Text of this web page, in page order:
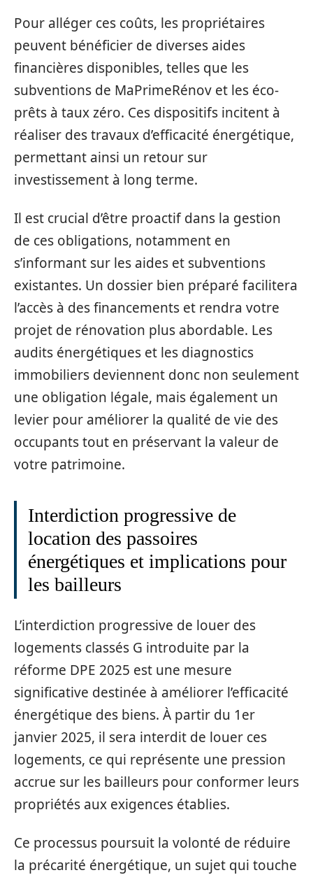
Pour alléger ces coûts, les propriétaires
peuvent bénéficier de diverses aides
financières disponibles, telles que les
subventions de MaPrimeRénov et les éco-
prêts à taux zéro. Ces dispositifs incitent à
réaliser des travaux d’efficacité énergétique,
permettant ainsi un retour sur
investissement à long terme.
Il est crucial d’être proactif dans la gestion
de ces obligations, notamment en
s’informant sur les aides et subventions
existantes. Un dossier bien préparé facilitera
l’accès à des financements et rendra votre
projet de rénovation plus abordable. Les
audits énergétiques et les diagnostics
immobiliers deviennent donc non seulement
une obligation légale, mais également un
levier pour améliorer la qualité de vie des
occupants tout en préservant la valeur de
votre patrimoine.
Interdiction progressive de
location des passoires
énergétiques et implications pour
les bailleurs
L’interdiction progressive de louer des
logements classés G introduite par la
réforme DPE 2025 est une mesure
significative destinée à améliorer l’efficacité
énergétique des biens. À partir du 1er
janvier 2025, il sera interdit de louer ces
logements, ce qui représente une pression
accrue sur les bailleurs pour conformer leurs
propriétés aux exigences établies.
Ce processus poursuit la volonté de réduire
la précarité énergétique, un sujet qui touche